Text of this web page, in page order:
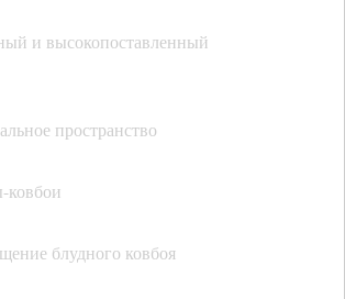
и высокопоставленный
пространство
ковбои
блудного ковбоя